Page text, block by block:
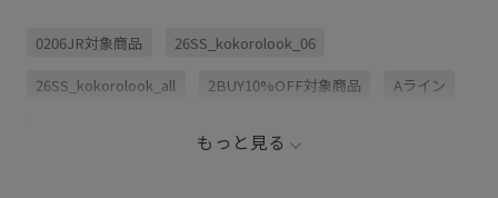
0206JR対象商品 26SS_kokorolook_06
26SS_kokorolook_all 2BUY10%OFF対象商品 Aライン
もっと見る